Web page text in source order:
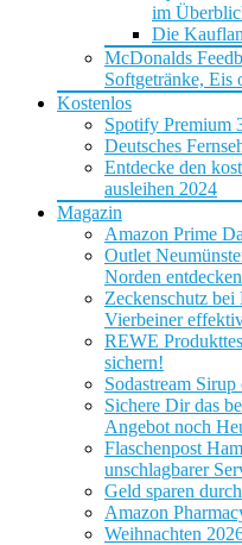
im
Die
McDonalds
Softgetränke, Eis
Kostenlos
Spotify Premium
Deutsches
Entdecke den
ausleihen 2024
Magazin
Amazon Prime
Outlet
Norden entdecken
Zeckenschutz bei
Vierbeiner
REWE
sichern!
Sodastream
Sichere Dir das
Angebot noch
Flaschenpost
unschlagbarer
Geld sparen
Amazon
Weihnachten